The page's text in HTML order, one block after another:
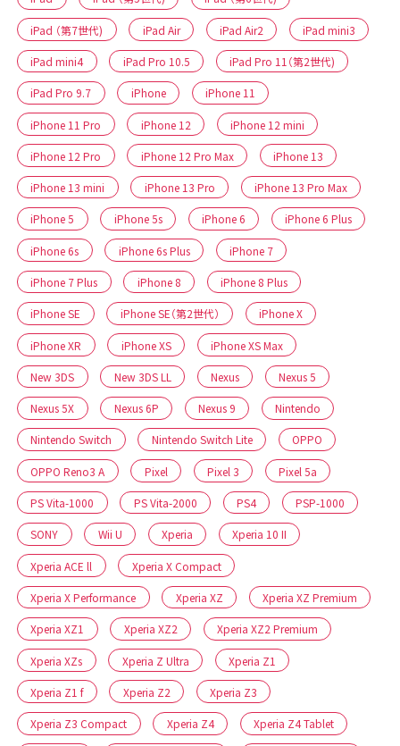
iPad （第7世代) iPad Air iPad Air2 iPad mini3
iPad mini4 iPad Pro 10.5 iPad Pro 11（第2世代)
iPad Pro 9.7 iPhone iPhone 11
iPhone 11 Pro iPhone 12 iPhone 12 mini
iPhone 12 Pro iPhone 12 Pro Max iPhone 13
iPhone 13 mini iPhone 13 Pro iPhone 13 Pro Max
iPhone 5 iPhone 5s iPhone 6 iPhone 6 Plus
iPhone 6s iPhone 6s Plus iPhone 7
iPhone 7 Plus iPhone 8 iPhone 8 Plus
iPhone SE iPhone SE（第2世代） iPhone X
iPhone XR iPhone XS iPhone XS Max
New 3DS New 3DS LL Nexus Nexus 5
Nexus 5X Nexus 6P Nexus 9 Nintendo
Nintendo Switch Nintendo Switch Lite OPPO
OPPO Reno3 A Pixel Pixel 3 Pixel 5a
PS Vita-1000 PS Vita-2000 PS4 PSP-1000
SONY Wii U Xperia Xperia 10 II
Xperia ACE ll Xperia X Compact
Xperia X Performance Xperia XZ Xperia XZ Premium
Xperia XZ1 Xperia XZ2 Xperia XZ2 Premium
Xperia XZs Xperia Z Ultra Xperia Z1
Xperia Z1 f Xperia Z2 Xperia Z3
Xperia Z3 Compact Xperia Z4 Xperia Z4 Tablet